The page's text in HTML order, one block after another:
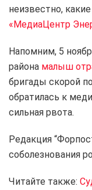
неизвестно,
«МедиаЦентр
Напомним, 5
района малыш
бригады скорой
обратилась к
сильная рвота.
Редакция
соболезнования
Читайте также: